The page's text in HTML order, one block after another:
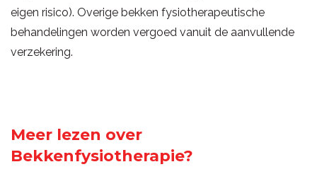
eigen risico). Overige bekken fysiotherapeutische
behandelingen worden vergoed vanuit de aanvullende
verzekering.
Meer lezen over
Bekkenfysiotherapie?